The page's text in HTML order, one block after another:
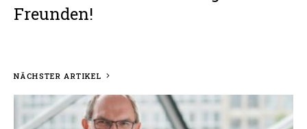
Freunden!
NÄCHSTER ARTIKEL